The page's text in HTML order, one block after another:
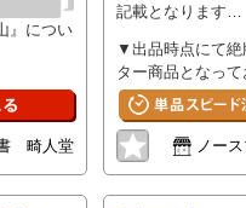
＞
』につい
畸人堂
記載となります、
気になる際には別
途お問い合わせく
ださい） 、230 、
hardcover
▼出品時点にて絶
ター商品となっ
全体的に使用感
ケ・汚れ・シミ
ノー